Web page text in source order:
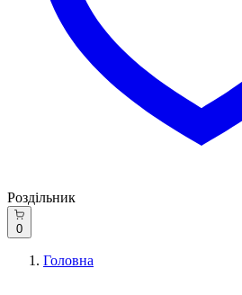
Роздільник
0
Головна